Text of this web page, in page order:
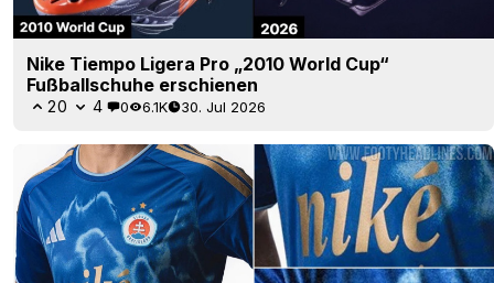
Nike Tiempo Ligera Pro „2010 World Cup“
Fußballschuhe erschienen
20 4 0 6.1K 30. Jul 2026